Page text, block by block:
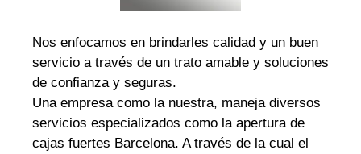
Nos enfocamos en brindarles calidad y un buen
servicio a través de un trato amable y soluciones
de confianza y seguras.
Una empresa como la nuestra, maneja diversos
servicios especializados como la apertura de
cajas fuertes Barcelona. A través de la cual el